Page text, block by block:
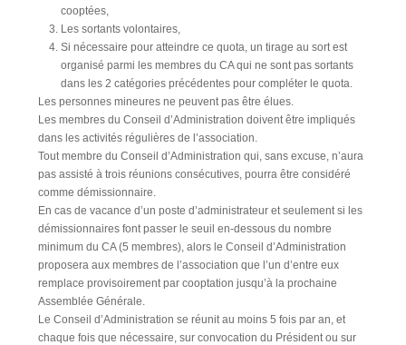
cooptées,
Les sortants volontaires,
Si nécessaire pour atteindre ce quota, un tirage au sort est
organisé parmi les membres du CA qui ne sont pas sortants
dans les 2 catégories précédentes pour compléter le quota.
Les personnes mineures ne peuvent pas être élues.
Les membres du Conseil d’Administration doivent être impliqués
dans les activités régulières de l’association.
Tout membre du Conseil d’Administration qui, sans excuse, n’aura
pas assisté à trois réunions consécutives, pourra être considéré
comme démissionnaire.
En cas de vacance d’un poste d’administrateur et seulement si les
démissionnaires font passer le seuil en-dessous du nombre
minimum du CA (5 membres), alors le Conseil d’Administration
proposera aux membres de l’association que l’un d’entre eux
remplace provisoirement par cooptation jusqu’à la prochaine
Assemblée Générale.
Le Conseil d’Administration se réunit au moins 5 fois par an, et
chaque fois que nécessaire, sur convocation du Président ou sur